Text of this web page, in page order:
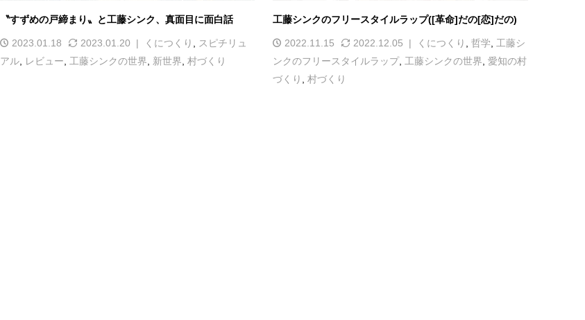
〝すずめの戸締まり〟と工藤シンク、真面目に面白話
2023.01.18 2023.01.20 くにつくり
スピチリュ
アル, レビュー 工藤シンクの世界 新世界 村づくり
工藤シンクのフリースタイルラップ([革命]だの[恋]だの)
2022.11.15 2022.12.05 くにつくり 哲学
工藤シ
ンクのフリースタイルラップ, 工藤シンクの世界 愛知の村
づくり
村づくり